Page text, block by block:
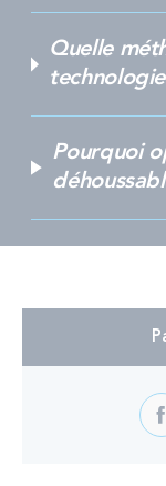
Quelle
Pourquoi